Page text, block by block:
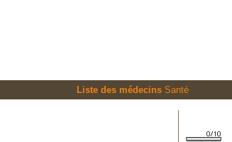
Liste des médecins Santé